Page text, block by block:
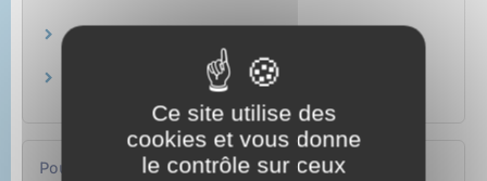
Argent – Impôts – Consommation
Compte épargne logement (CEL)
Pour en savoir plus
Ce site utilise des
cookies et vous donne
le contrôle sur ceux